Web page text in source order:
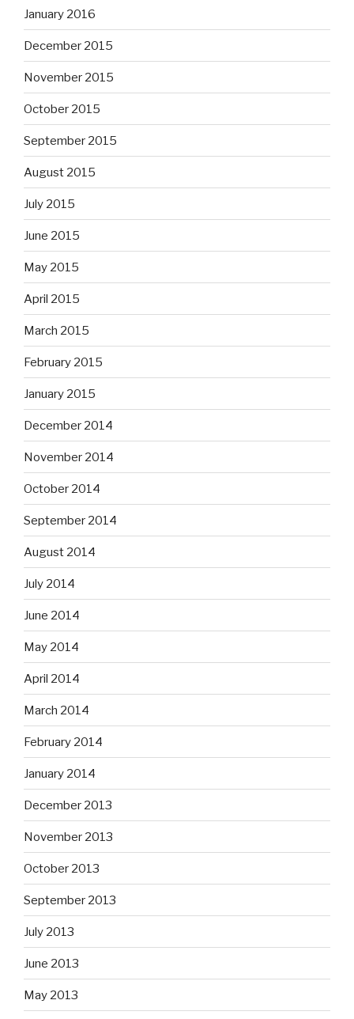
January 2016
December 2015
November 2015
October 2015
September 2015
August 2015
July 2015
June 2015
May 2015
April 2015
March 2015
February 2015
January 2015
December 2014
November 2014
October 2014
September 2014
August 2014
July 2014
June 2014
May 2014
April 2014
March 2014
February 2014
January 2014
December 2013
November 2013
October 2013
September 2013
July 2013
June 2013
May 2013